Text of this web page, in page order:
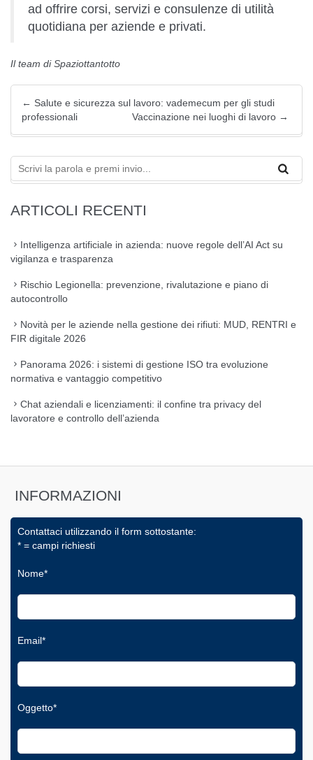
ad offrire corsi, servizi e consulenze di utilità
quotidiana per aziende e privati.
Il team di Spaziottantotto
← Salute e sicurezza sul lavoro: vademecum per gli studi
professionali
Vaccinazione nei luoghi di lavoro →
ARTICOLI RECENTI
Intelligenza artificiale in azienda: nuove regole dell’AI Act su
vigilanza e trasparenza
Rischio Legionella: prevenzione, rivalutazione e piano di
autocontrollo
Novità per le aziende nella gestione dei rifiuti: MUD, RENTRI e
FIR digitale 2026
Panorama 2026: i sistemi di gestione ISO tra evoluzione
normativa e vantaggio competitivo
Chat aziendali e licenziamenti: il confine tra privacy del
lavoratore e controllo dell’azienda
INFORMAZIONI
Contattaci utilizzando il form sottostante:
* = campi richiesti
Nome*
Email*
Oggetto*